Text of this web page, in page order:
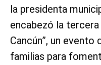
la presidenta
encabezó la tercera
Cancún”, un evento
familias para